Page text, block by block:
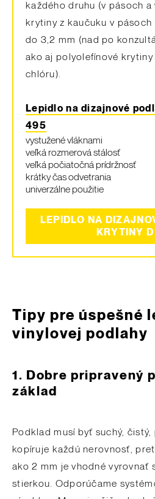
každého druhu (v pásoch
krytiny z kaučuku v
do 3,2 mm (nad po
ako aj polyolefínové krytiny
chlóru).
Lepidlo na dizajnové
495
vystužené vláknami
veľká rozmerová stálosť
veľká počiatočná prídržnosť
krátky čas odvetrania
univerzálne použitie
LEPIDLO NA
KRYTINY
Tipy pre úspešné
vinylovej podlahy
1. Dobre pripravený
základ
Podklad musí byť suchý, čistý,
kopíruje každú nerovnosť,
ako 2 mm je vhodné vyrovnať
stierkou. Odporúčame